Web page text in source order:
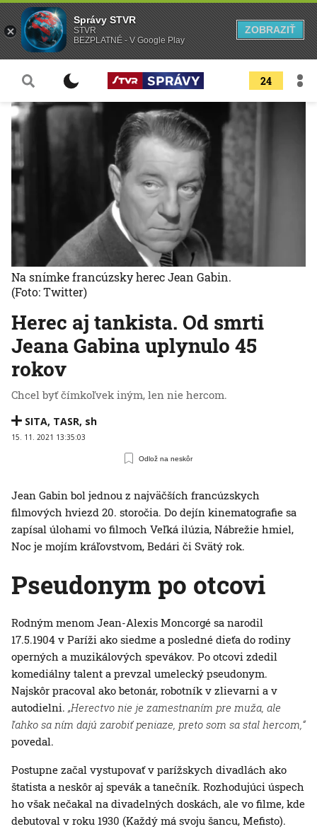
24
Herec aj tankista. Od smrti
Jeana Gabina uplynulo 45
rokov
Chcel byť čímkoľvek iným, len nie hercom.
SITA, TASR, sh
15. 11. 2021 13:35:03
Odlož na neskôr
Na snímke francúzsky herec Jean Gabin.
(Foto: Twitter)
Jean Gabin bol jednou z najväčších francúzskych
filmových hviezd 20. storočia. Do dejín kinematografie sa
zapísal úlohami vo filmoch Veľká ilúzia, Nábrežie hmiel,
Noc je mojím kráľovstvom, Bedári či Svätý rok.
Pseudonym po otcovi
Rodným menom Jean-Alexis Moncorgé sa narodil
17.5.1904 v Paríži ako siedme a posledné dieťa do rodiny
operných a muzikálových spevákov. Po otcovi zdedil
komediálny talent a prevzal umelecký pseudonym.
Najskôr pracoval ako betonár, robotník v zlievarni a v
autodielni. „Herectvo nie je zamestnaním pre muža, ale
ľahko sa ním dajú zarobiť peniaze, preto som sa stal hercom,“
povedal.
Postupne začal vystupovať v parížskych divadlách ako
štatista a neskôr aj spevák a tanečník. Rozhodujúci úspech
ho však nečakal na divadelných doskách, ale vo filme, kde
debutoval v roku 1930 (Každý má svoju šancu, Mefisto).
Správy STVR
STVR
BEZPLATNÉ - V Google Play
ZOBRAZIŤ